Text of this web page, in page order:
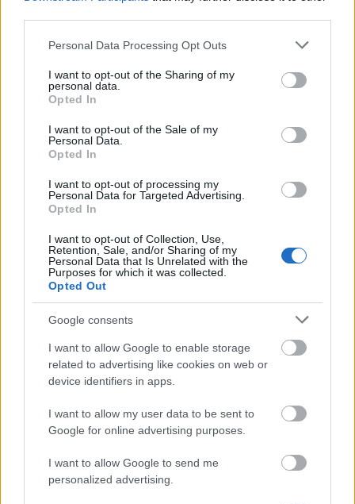
Please note that this website/app uses one or more Google
not limited to your visit or usage behaviour. You may click to
grant or deny consent to Google and its third-party tags to
use your data for below specified purposes in below Google
consent section.
Personal Data Processing Opt Outs
I want to opt-out of the Sharing of my
personal data.
Opted In
I want to opt-out of the Sale of my
Personal Data.
Opted In
I want to opt-out of processing my
Personal Data for Targeted Advertising.
Opted In
I want to opt-out of Collection, Use,
Retention, Sale, and/or Sharing of my
Personal Data that Is Unrelated with the
Purposes for which it was collected.
Opted Out
Google consents
I want to allow Google to enable storage
related to advertising like cookies on web or
device identifiers in apps.
I want to allow my user data to be sent to
Google for online advertising purposes.
I want to allow Google to send me
personalized advertising.
Következő cél a lakosság
megszólítása
Az ÉVOSZ szerint a program első fél éve elsősorban a
gyártók bevonásáról szólt. A következő időszak fő
A szervezet marketingkampányt indít a védjegy
ismertségének növelésére, és arra számít, hogy az
otthonfelújítási és energiahatékonysági programok új
iránti keresletnek.
A jelenlegi eredmények alapján az ÉVOSZ úgy látja, már
elegendő számú minősített termék áll rendelkezésre
ahhoz, hogy a védjegy valódi tájékozódási pontot
jelentsen a szakmai és a lakossági vásárlók számára
egyaránt.
GALÉRIA